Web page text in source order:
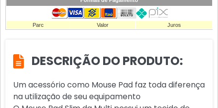
Parc Valor Juros
DESCRIÇÃO DO PRODUTO:
Um acessório como Mouse Pad faz toda diferença
na utilização de seu equipamento